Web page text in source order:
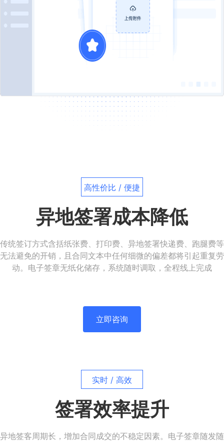
高性价比 / 便捷
异地签署成本降低
传统签订方式含括纸张费、打印费、异地签署快递费、跑腿费等
无法避免的开销，且合同文本中任何细微的偏差都将引起重复劳
动。电子签章无纸化储存，系统随时调取，全程线上完成
立即咨询
实时 / 高效
签署效率提升
异地签客周期长，增加合同成交的不稳定因素。电子签章随发随